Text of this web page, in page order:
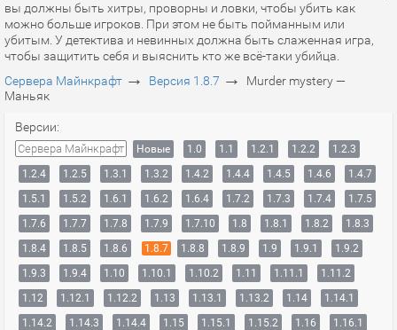
вы должны быть хитры, проворны и ловки, чтобы убить как
можно больше игроков. При этом не быть пойманным или
убитым. У детектива и невинных должна быть слаженная игра,
чтобы защитить себя и выяснить кто же всё-таки убийца.
Сервера Майнкрафт → Версия 1.8.7 →
Murder mystery —
Маньяк
Версии:
Сервера Майнкрафт Новые 1.0 1.1 1.2.1 1.2.2
1.2.3
1.2.4
1.2.5 1.3.1 1.3.2 1.4.2 1.4.4 1.4.5 1.4.6
1.4.7
1.5.1
1.5.2 1.6.1 1.6.2 1.6.4 1.7.2 1.7.3 1.7.4
1.7.5
1.7.6
1.7.7 1.7.8 1.7.9 1.7.10 1.8 1.8.1 1.8.2
1.8.3
1.8.4
1.8.5 1.8.6 1.8.7 1.8.8 1.8.9 1.9 1.9.1
1.9.2
1.9.3
1.9.4 1.10 1.10.1 1.10.2 1.11 1.11.1
1.11.2
1.12
1.12.1 1.12.2 1.13 1.13.1 1.13.2 1.14
1.14.1
1.14.2
1.14.3 1.14.4 1.15 1.15.1 1.15.2 1.16
1.16.1